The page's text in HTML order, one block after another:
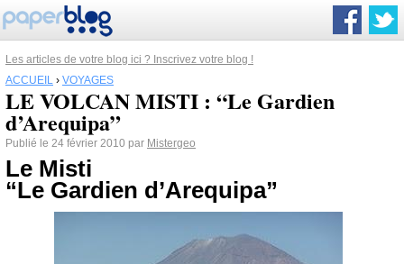
Les articles de votre blog ici ? Inscrivez votre blog !
ACCUEIL › VOYAGES
LE VOLCAN MISTI : “Le Gardien
d’Arequipa”
Publié le 24 février 2010 par Mistergeo
Le Misti
“Le Gardien d’Arequipa”